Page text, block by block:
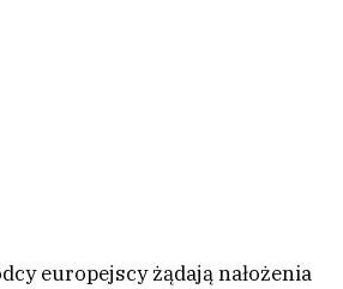
europejscy żądają nałożenia